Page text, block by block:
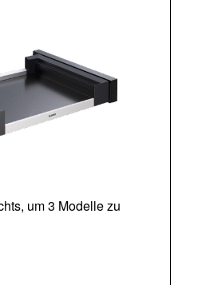
um 3 Modelle zu